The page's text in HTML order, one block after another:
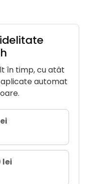
în timp, cu atât
automat
lei